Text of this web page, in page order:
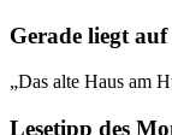
Gerade liegt
„Das alte Haus am
Lesetipp des